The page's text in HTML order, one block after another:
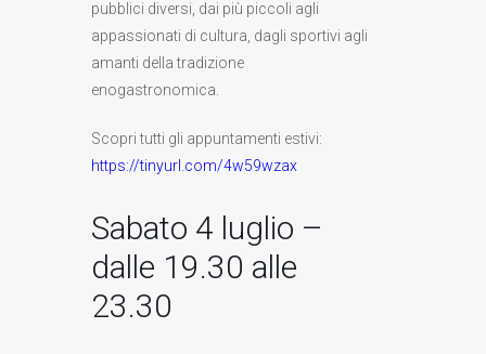
pubblici diversi, dai più piccoli agli
appassionati di cultura, dagli sportivi agli
amanti della tradizione
enogastronomica.
Scopri tutti gli appuntamenti estivi:
https://tinyurl.com/4w59wzax
Sabato 4 luglio –
dalle 19.30 alle
23.30